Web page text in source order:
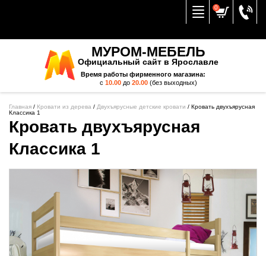
0
МУРОМ-МЕБЕЛЬ
Официальный сайт в Ярославле
Время работы фирменного магазина:
с 10.00до 20.00(без выходных)
Главная / Кровати из дерева / Двухъярусные детские кровати / Кровать двухъярусная
Классика 1
Кровать двухъярусная
Классика 1